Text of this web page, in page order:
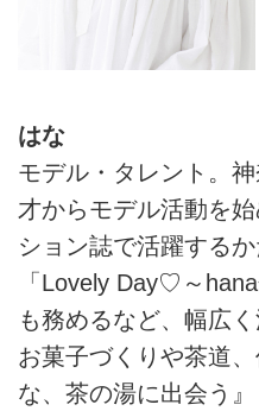
はな
モデル・タレント。
才からモデル活動を
ション誌で活躍する
「Lovely Day♡～
も務めるなど、幅広
お菓子づくりや茶道
な、茶の湯に出会う